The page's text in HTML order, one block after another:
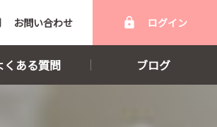
お問い合わせ lock ログイン
くある質問 ブログ